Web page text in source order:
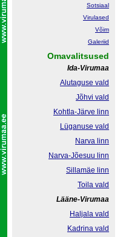
Sotsiaal
Virulased
Võim
Galeriid
Omavalitsused
Ida-Virumaa
Alutaguse vald
Jõhvi vald
Kohtla-Järve linn
Lüganuse vald
Narva linn
Narva-Jõesuu linn
Sillamäe linn
Toila vald
Lääne-Virumaa
Haljala vald
Kadrina vald